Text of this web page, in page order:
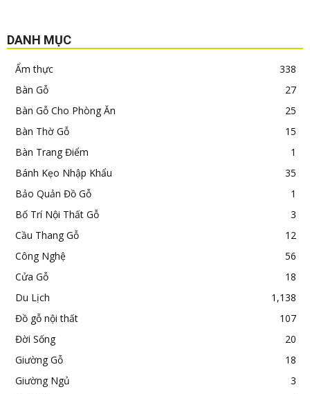
DANH MỤC
Ẩm thực
338
Bàn Gỗ
27
Bàn Gỗ Cho Phòng Ăn
25
Bàn Thờ Gỗ
15
Bàn Trang Điểm
1
Bánh Kẹo Nhập Khẩu
35
Bảo Quản Đồ Gỗ
1
Bố Trí Nội Thất Gỗ
3
Cầu Thang Gỗ
12
Công Nghệ
56
Cửa Gỗ
18
Du Lịch
1,138
Đồ gỗ nội thất
107
Đời Sống
20
Giường Gỗ
18
Giường Ngủ
3